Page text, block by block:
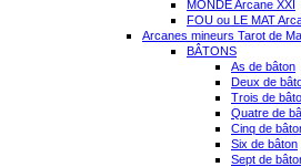
MONDE Arcane XXI
FOU ou LE MAT
Arcanes mineurs Tarot de
BÂTONS
As de bâton
Deux de
Trois de
Quatre de
Cinq de
Six de bâton
Sept de